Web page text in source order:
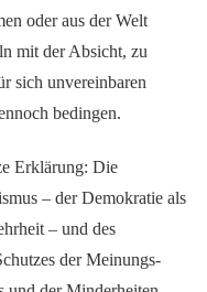
oder aus der Welt
mit der Absicht, zu
sich unvereinbaren
bedingen.
Erklärung: Die
– der Demokratie als
– und des
der Meinungs-